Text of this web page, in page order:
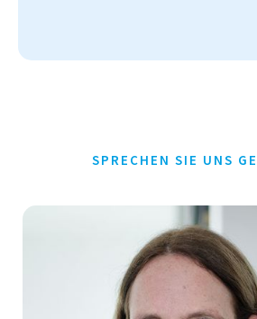
SPRECHEN SIE UNS